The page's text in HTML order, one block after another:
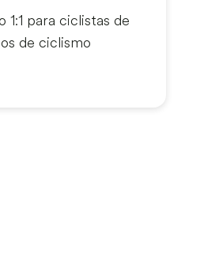
1:1 para ciclistas de
de ciclismo